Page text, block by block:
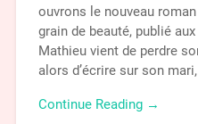
ouvrons le nouveau
grain de beauté, publié
Mathieu vient de perdre
alors d’écrire sur son
Continue Reading →